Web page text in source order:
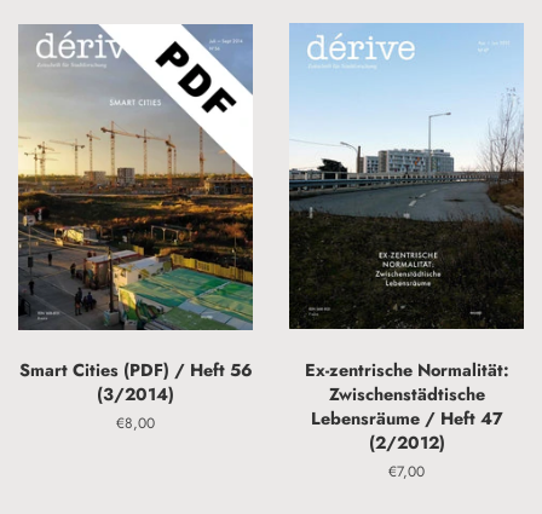
Smart Cities (PDF) / Heft 56
(3/2014)
Normaler
€8,00
Ex-zentrische Normalität:
Zwischenstädtische
Lebensräume / Heft 47
(2/2012)
Normaler
€7,00